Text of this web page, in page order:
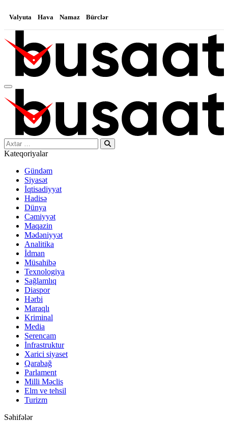
Valyuta Hava Namaz Bürclər
Search…
Kateqoriyalar
Gündəm
Siyasət
İqtisadiyyat
Hadisə
Dünya
Cəmiyyət
Maqazin
Mədəniyyət
Analitika
İdman
Müsahibə
Texnologiya
Sağlamlıq
Diaspor
Hərbi
Maraqlı
Kriminal
Media
Serencam
İnfrastruktur
Xarici siyaset
Qarabağ
Parlament
Milli Məclis
Elm ve tehsil
Turizm
Səhifələr